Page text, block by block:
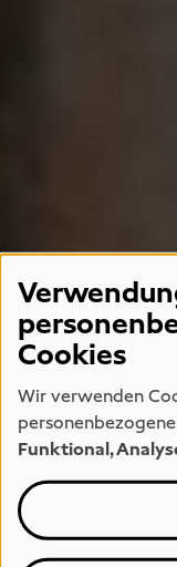
Cookies
Wir verwenden
Funktional,